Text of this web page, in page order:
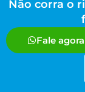
Não corra o
Fale